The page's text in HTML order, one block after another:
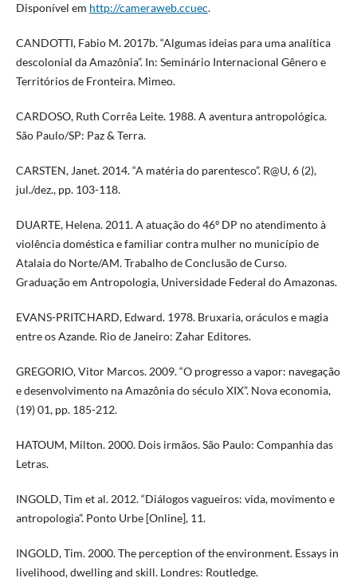
Disponível em http://cameraweb.ccuec.
CANDOTTI, Fabio M. 2017b. “Algumas ideias para uma analítica
descolonial da Amazônia”. In: Seminário Internacional Gênero e
Territórios de Fronteira. Mimeo.
CARDOSO, Ruth Corrêa Leite. 1988. A aventura antropológica.
São Paulo/SP: Paz & Terra.
CARSTEN, Janet. 2014. “A matéria do parentesco”. R@U, 6 (2),
jul./dez., pp. 103-118.
DUARTE, Helena. 2011. A atuação do 46º DP no atendimento à
violência doméstica e familiar contra mulher no município de
Atalaia do Norte/AM. Trabalho de Conclusão de Curso.
Graduação em Antropologia, Universidade Federal do Amazonas.
EVANS-PRITCHARD, Edward. 1978. Bruxaria, oráculos e magia
entre os Azande. Rio de Janeiro: Zahar Editores.
GREGORIO, Vitor Marcos. 2009. “O progresso a vapor: navegação
e desenvolvimento na Amazônia do século XIX”. Nova economia,
(19) 01, pp. 185-212.
HATOUM, Milton. 2000. Dois irmãos. São Paulo: Companhia das
Letras.
INGOLD, Tim et al. 2012. “Diálogos vagueiros: vida, movimento e
antropologia”. Ponto Urbe [Online], 11.
INGOLD, Tim. 2000. The perception of the environment. Essays in
livelihood, dwelling and skill. Londres: Routledge.